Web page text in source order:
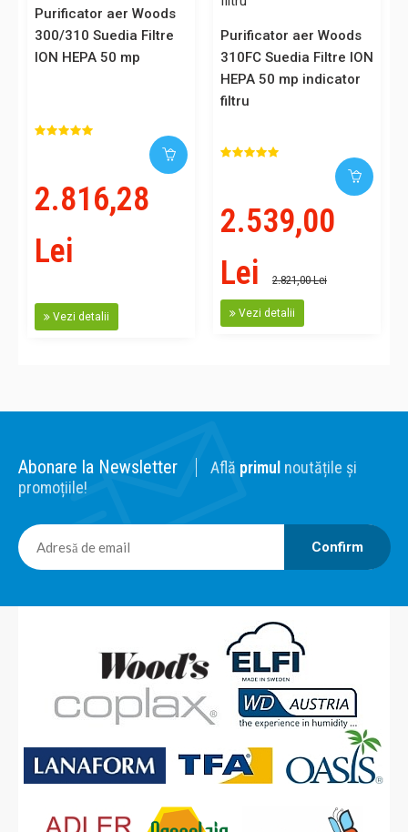
Purificator aer Woods
300/310 Suedia Filtre
ION HEPA 50 mp
2.816,28
Lei
Vezi detalii
Purificator aer Woods
310FC Suedia Filtre ION
HEPA 50 mp indicator
filtru
2.539,00
Lei
2.821,00 Lei
Vezi detalii
Abonare la Newsletter Află primul noutățile și
promoțiile!
Confirm